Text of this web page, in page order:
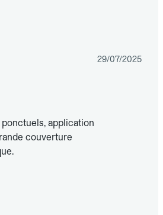
29/07/2025
application
couverture